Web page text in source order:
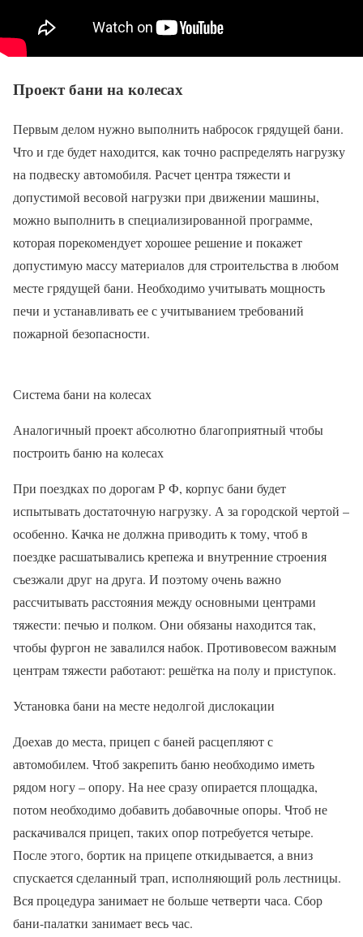
Проект бани на колесах
Первым делом нужно выполнить набросок грядущей бани.
Что и где будет находится, как точно распределять нагрузку
на подвеску автомобиля. Расчет центра тяжести и
допустимой весовой нагрузки при движении машины,
можно выполнить в специализированной программе,
которая порекомендует хорошее решение и покажет
допустимую массу материалов для строительства в любом
месте грядущей бани. Необходимо учитывать мощность
печи и устанавливать ее с учитыванием требований
пожарной безопасности.
Система бани на колесах
Аналогичный проект абсолютно благоприятный чтобы
построить баню на колесах
При поездках по дорогам Р Ф, корпус бани будет
испытывать достаточную нагрузку. А за городской чертой –
особенно. Качка не должна приводить к тому, чтоб в
поездке расшатывались крепежа и внутренние строения
съезжали друг на друга. И поэтому очень важно
рассчитывать расстояния между основными центрами
тяжести: печью и полком. Они обязаны находится так,
чтобы фургон не завалился набок. Противовесом важным
центрам тяжести работают: решётка на полу и приступок.
Установка бани на месте недолгой дислокации
Доехав до места, прицеп с баней расцепляют с
автомобилем. Чтоб закрепить баню необходимо иметь
рядом ногу – опору. На нее сразу опирается площадка,
потом необходимо добавить добавочные опоры. Чтоб не
раскачивался прицеп, таких опор потребуется четыре.
После этого, бортик на прицепе откидывается, а вниз
спускается сделанный трап, исполняющий роль лестницы.
Вся процедура занимает не больше четверти часа. Сбор
бани-палатки занимает весь час.